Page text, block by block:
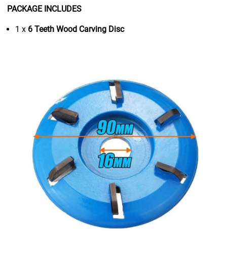
PACKAGE INCLUDES
1 x 6 Teeth Wood Carving Disc